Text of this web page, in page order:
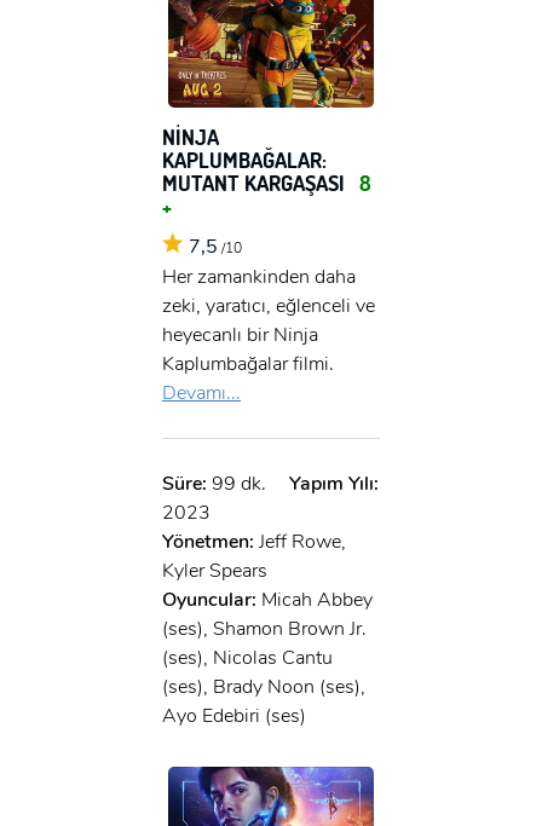
NİNJA
KAPLUMBAĞALAR:
MUTANT KARGAŞASI 8
+
7,5 /10
Her zamankinden daha
zeki, yaratıcı, eğlenceli ve
heyecanlı bir Ninja
Kaplumbağalar filmi.
Devamı...
Süre: 99 dk.
Yapım Yılı:
2023
Yönetmen: Jeff Rowe,
Kyler Spears
Oyuncular: Micah Abbey
(ses), Shamon Brown Jr.
(ses), Nicolas Cantu
(ses), Brady Noon (ses),
Ayo Edebiri (ses)